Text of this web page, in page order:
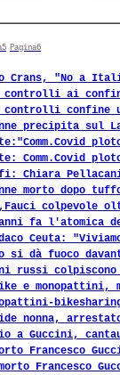
Pagina6
Crans, "No a
controlli ai
controlli confine
precipita sul
Comm.Covid
Chiara
morto dopo
colpevole
fa l'atomica
Ceuta:
si dà fuoco
russi colpiscono
e monopattini,
nonna,
a Guccini,
Francesco
Francesco